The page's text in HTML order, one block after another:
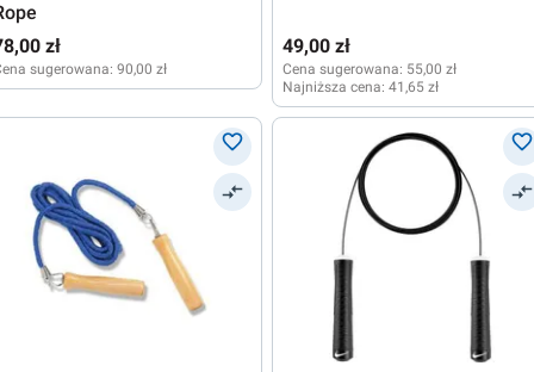
zł
sugerowana: 90,00 zł
49,00 zł
Cena sugerowana: 55,00 zł
Najniższa cena: 41,65 zł